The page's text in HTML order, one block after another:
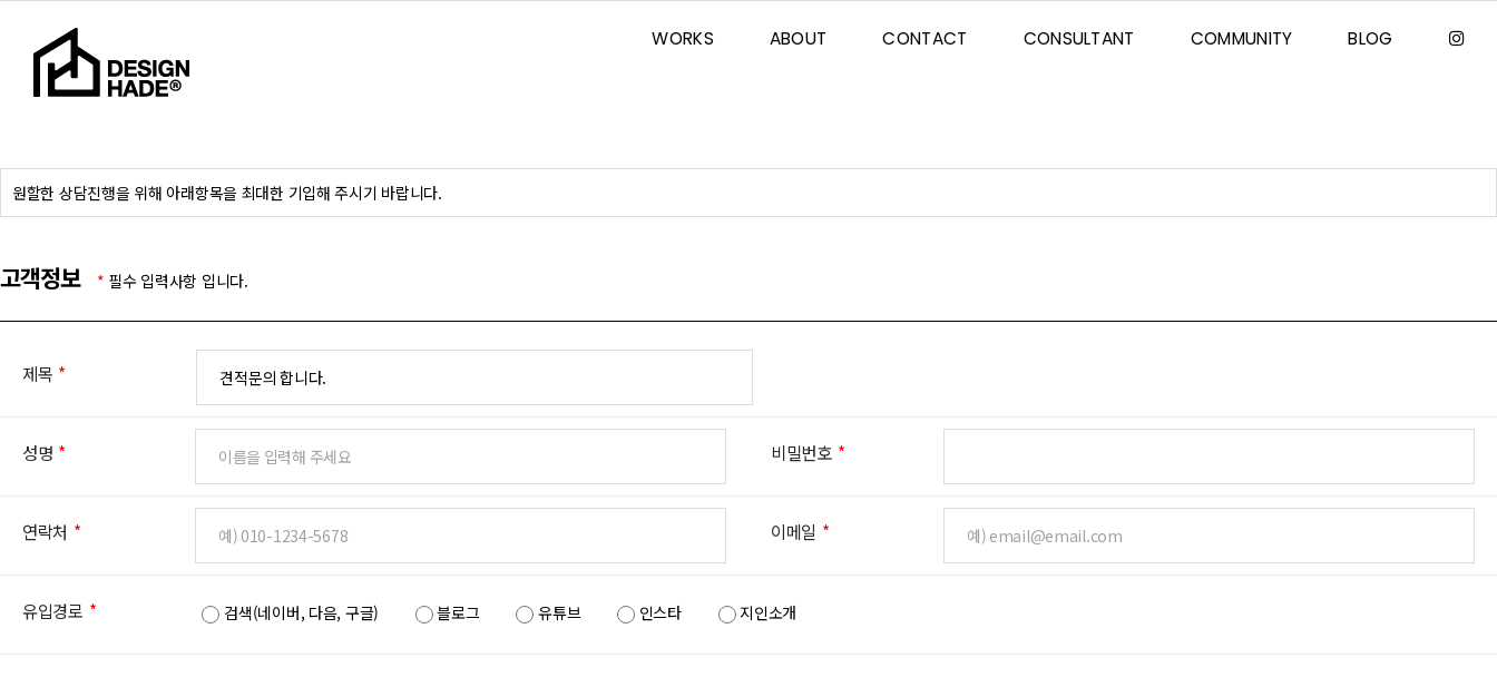
WORKS ABOUT CONTACT CONSULTANT COMMUNITY BLOG
원할한 상담진행을 위해 아래항목을 최대한 기입해 주시기 바랍니다.
고객정보 * 필수 입력사항 입니다.
제목 *
성명 * 비밀번호 *
연락처 * 이메일 *
유입경로 * 검색(네이버, 다음, 구글) 블로그 유튜브 인스타 지인소개